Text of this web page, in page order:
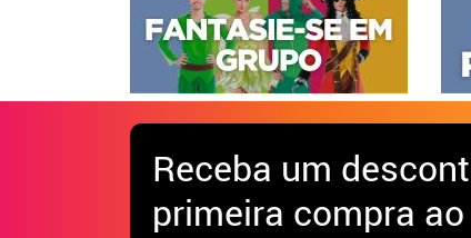
Receba um
primeira compra